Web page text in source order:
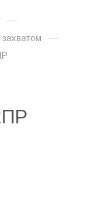
—
—